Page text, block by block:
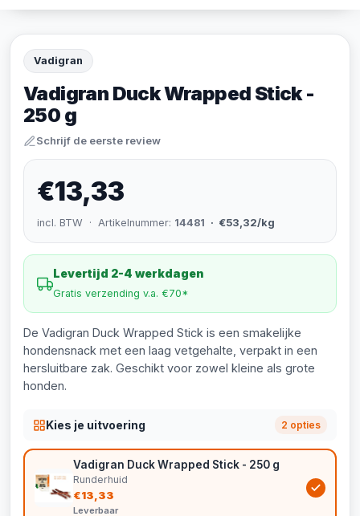
Vadigran
Vadigran Duck Wrapped Stick -
250 g
Schrijf de eerste review
€13,33
incl. BTW · Artikelnummer: 14481 · €53,32/kg
Levertijd 2-4 werkdagen
Gratis verzending v.a. €70*
De Vadigran Duck Wrapped Stick is een smakelijke
hondensnack met een laag vetgehalte, verpakt in een
hersluitbare zak. Geschikt voor zowel kleine als grote
honden.
Kies je uitvoering 2 opties
Vadigran Duck Wrapped Stick - 250 g
Runderhuid
€13,33
Leverbaar